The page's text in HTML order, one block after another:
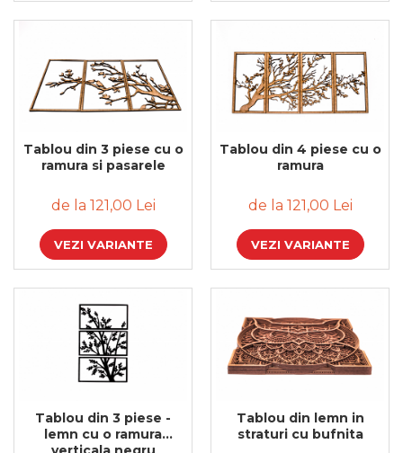
Tablou din 3 piese cu o
ramura si pasarele
de la 121,00 Lei
VEZI VARIANTE
Tablou din 4 piese cu o
ramura
de la 121,00 Lei
VEZI VARIANTE
Tablou din 3 piese -
lemn cu o ramura
Tablou din lemn in
straturi cu bufnita